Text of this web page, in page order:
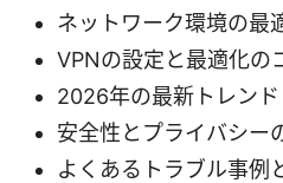
ネットワーク環境の最
VPNの設定と最適化の
2026年の最新トレン
安全性とプライバシー
よくあるトラブル事例